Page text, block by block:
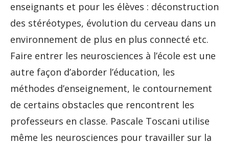
enseignants et pour les élèves : déconstruction
des stéréotypes, évolution du cerveau dans un
environnement de plus en plus connecté etc.
Faire entrer les neurosciences à l’école est une
autre façon d’aborder l’éducation, les
méthodes d’enseignement, le contournement
de certains obstacles que rencontrent les
professeurs en classe. Pascale Toscani utilise
même les neurosciences pour travailler sur la